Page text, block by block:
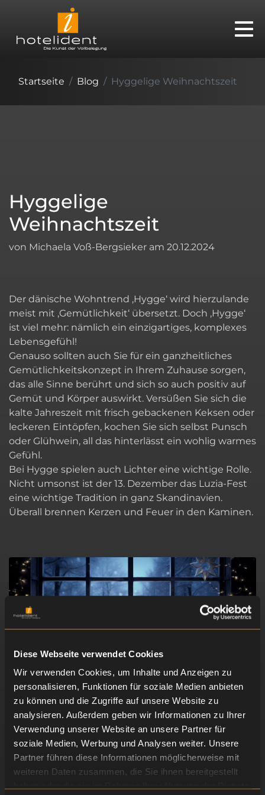
Diese Webseite verwendet Cookies
Wir verwenden Cookies, um Inhalte und Anzeigen zu
personalisieren, Funktionen für soziale Medien anbieten
zu können und die Zugriffe auf unsere Website zu
analysieren. Außerdem geben wir Informationen zu Ihrer
Verwendung unserer Website an unsere Partner für
soziale Medien, Werbung und Analysen weiter. Unsere
Partner führen diese Informationen möglicherweise mit
weiteren Daten zusammen, die Sie ihnen bereitgestellt
Startseite Blog Hyggelige Weihnachtszeit
Hyggelige
Weihnachtszeit
von Michaela Voß-Bergsieker am 20.12.2024
Der dänische Wohntrend ‚Hygge‘ wird hierzulande
meist mit ‚Gemütlichkeit‘ übersetzt. Doch ‚Hygge‘
ist viel mehr: nämlich ein einzigartiges, komplexes
Lebensgefühl!
Genauso sollten auch Sie für ein ganzheitliches
Gemütlichkeitskonzept in Ihrem Zuhause sorgen,
das alle Sinne berührt und sich so auch positiv auf
Gemüt und Körper auswirkt. Versüßen Sie sich die
kalte Jahreszeit mit frisch gebackenen Keksen oder
leckeren Eintöpfen, kochen Sie sich selbst Punsch
oder Glühwein, all das hinterlässt ein wohlig warmes
Gefühl.
Bei Hygge spielen auch Lichter eine wichtige Rolle.
Nicht umsonst ist der 13. Dezember das Luzia-Fest
eine wichtige Tradition in ganz Skandinavien.
Überall brennen Kerzen und Feuer in den Kaminen.
Macht es Euch gemütlich